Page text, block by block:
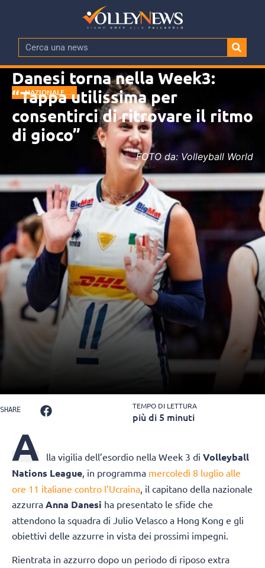
NAZIONALE
FEMMINILE
Danesi torna nella Week3:
“Tappa utilissima per
consentirci di ritrovare il ritmo
di gioco”
FOTO da: Volleyball World
SHARE TEMPO DI LETTURA
più di 5 minuti
A lla vigilia dell’esordio nella Week 3 di Volleyball
Nations League, in programma mercoledì 8 luglio alle
ore 11 italiane contro l’Ucraina, il capitano della nazionale
azzurra Anna Danesi ha presentato le sfide che
attendono la squadra di Julio Velasco a Hong Kong e gli
obiettivi delle azzurre in vista dei prossimi impegni.
Rientrata in azzurro dopo un periodo di riposo extra